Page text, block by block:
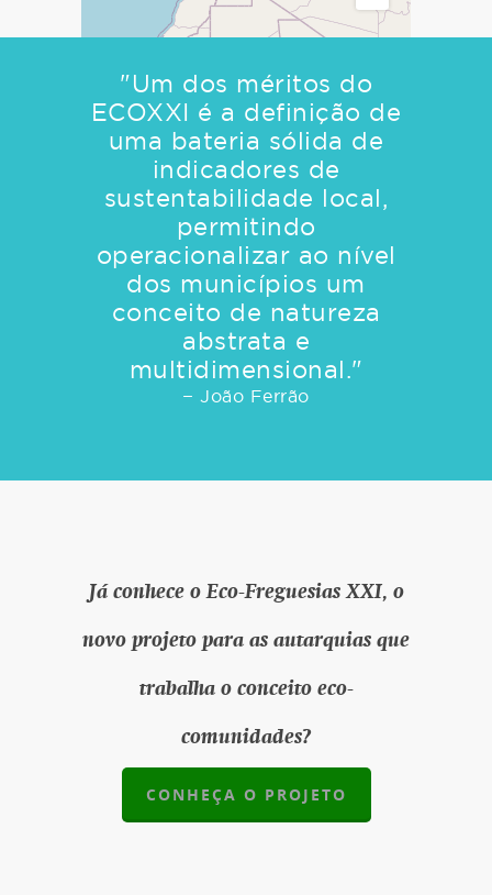
"Um dos méritos do
ECOXXI é a definição de
uma bateria sólida de
indicadores de
sustentabilidade local,
permitindo
operacionalizar ao nível
dos municípios um
conceito de natureza
abstrata e
multidimensional."
− João Ferrão
Já conhece o Eco-Freguesias XXI, o
novo projeto para as autarquias que
trabalha o conceito eco-
comunidades?
CONHEÇA O PROJETO